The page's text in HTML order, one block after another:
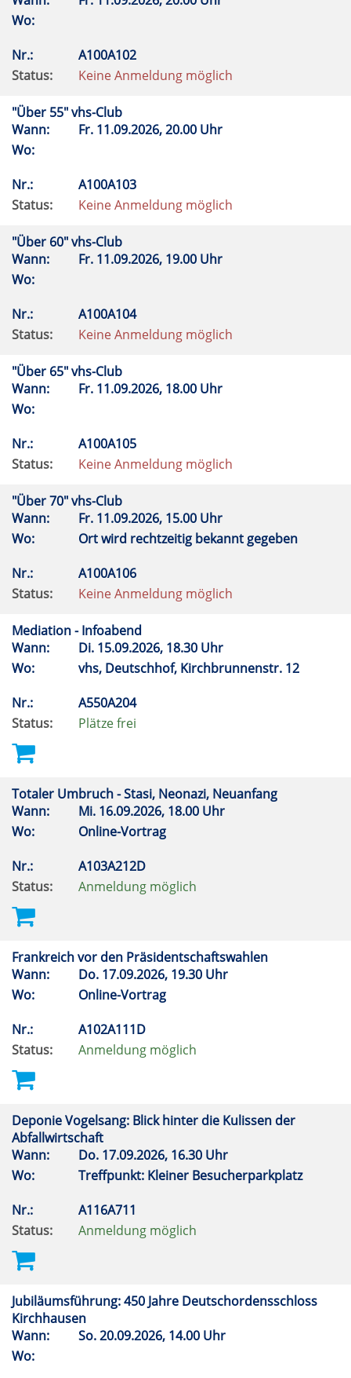
Wo:
Nr.:
A100A102
Status:
Keine Anmeldung möglich
"Über 55" vhs-Club
Wann:
Fr. 11.09.2026, 20.00 Uhr
Wo:
Nr.:
A100A103
Status:
Keine Anmeldung möglich
"Über 60" vhs-Club
Wann:
Fr. 11.09.2026, 19.00 Uhr
Wo:
Nr.:
A100A104
Status:
Keine Anmeldung möglich
"Über 65" vhs-Club
Wann:
Fr. 11.09.2026, 18.00 Uhr
Wo:
Nr.:
A100A105
Status:
Keine Anmeldung möglich
"Über 70" vhs-Club
Wann:
Fr. 11.09.2026, 15.00 Uhr
Wo:
Ort wird rechtzeitig bekannt gegeben
Nr.:
A100A106
Status:
Keine Anmeldung möglich
Mediation - Infoabend
Wann:
Di. 15.09.2026, 18.30 Uhr
Wo:
vhs, Deutschhof, Kirchbrunnenstr. 12
Nr.:
A550A204
Status:
Plätze frei
Totaler Umbruch - Stasi, Neonazi, Neuanfang
Wann:
Mi. 16.09.2026, 18.00 Uhr
Wo:
Online-Vortrag
Nr.:
A103A212D
Status:
Anmeldung möglich
Frankreich vor den Präsidentschaftswahlen
Wann:
Do. 17.09.2026, 19.30 Uhr
Wo:
Online-Vortrag
Nr.:
A102A111D
Status:
Anmeldung möglich
Deponie Vogelsang: Blick hinter die Kulissen der
Abfallwirtschaft
Wann:
Do. 17.09.2026, 16.30 Uhr
Wo:
Treffpunkt: Kleiner Besucherparkplatz
Nr.:
A116A711
Status:
Anmeldung möglich
Jubiläumsführung: 450 Jahre Deutschordensschloss
Kirchhausen
Wann:
So.20.09.2026, 14.00 Uhr
Wo: